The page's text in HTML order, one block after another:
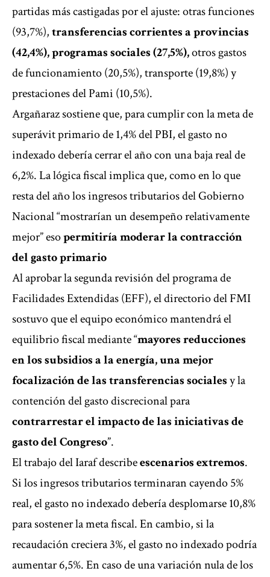
partidas más castigadas por el ajuste: otras funciones
(93,7%),transferencias corrientes a provincias
(42,4%), programas sociales (27,5%),otros gastos
de funcionamiento (20,5%), transporte (19,8%) y
prestaciones del Pami (10,5%).
Argañaraz sostiene que, para cumplir con la meta de
superávit primario de 1,4% del PBI, el gasto no
indexado debería cerrar el año con una baja real de
6,2%. La lógica fiscal implica que, como en lo que
resta del año los ingresos tributarios del Gobierno
Nacional “mostrarían un desempeño relativamente
mejor” esopermitiría moderar la contracción
del gasto primario
Al aprobar la segunda revisión del programa de
Facilidades Extendidas (EFF), el directorio del FMI
sostuvo que el equipo económico mantendrá el
equilibrio fiscal mediante “mayores reducciones
en los subsidios a la energía, una mejor
focalización de las transferencias socialesy la
contención del gasto discrecional para
contrarrestar el impacto de las iniciativas de
gasto del Congreso”.
El trabajo del Iaraf describeescenarios extremos.
Si los ingresos tributarios terminaran cayendo 5%
real, el gasto no indexado debería desplomarse 10,8%
para sostener la meta fiscal. En cambio, si la
recaudación creciera 3%, el gasto no indexado podría
aumentar 6,5%. En caso de una variación nula de los